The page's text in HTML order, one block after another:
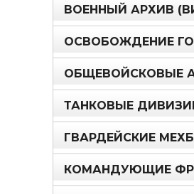
ВОЕННЫЙ АРХИВ
ОСВОБОЖДЕНИЕ
ОБЩЕВОЙСКОВЫЕ
ТАНКОВЫЕ
ГВАРДЕЙСКИЕ
КОМАНДУЮЩИЕ